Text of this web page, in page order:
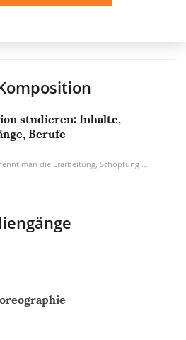
studieren: Inhalte,
Berufe
Komposition nennt man die Erarbeitung, Schöpfung und Urheberschaft eines musikalischen...